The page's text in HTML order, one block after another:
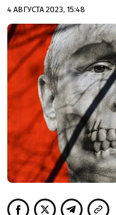
4 АВГУСТА 2023, 15:48